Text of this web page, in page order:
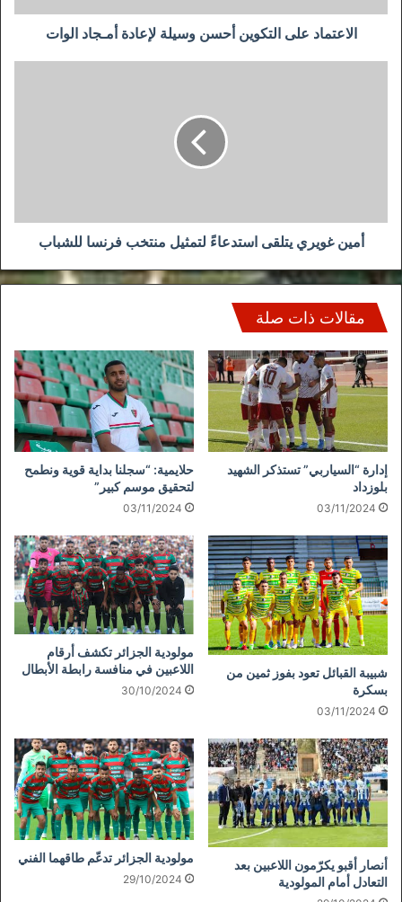
الاعتماد على التكوين أحسن وسيلة لإعادة أمـجاد الوات
أمين غويري يتلقى استدعاءً لتمثيل منتخب فرنسا للشباب
مقالات ذات صلة
إدارة “السياربي” تستذكر الشهيد
بلوزداد
03/11/2024
حلايمية: “سجلنا بداية قوية ونطمح
لتحقيق موسم كبير”
03/11/2024
شبيبة القبائل تعود بفوز ثمين من
بسكرة
03/11/2024
مولودية الجزائر تكشف أرقام
اللاعبين في منافسة رابطة الأبطال
30/10/2024
أنصار أقبو يكرّمون اللاعبين بعد
التعادل أمام المولودية
مولودية الجزائر تدعّم طاقهما الفني
29/10/2024